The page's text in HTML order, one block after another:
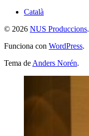
Català
© 2026 NUS Produccions.
Funciona con WordPress.
Tema de Anders Norén.